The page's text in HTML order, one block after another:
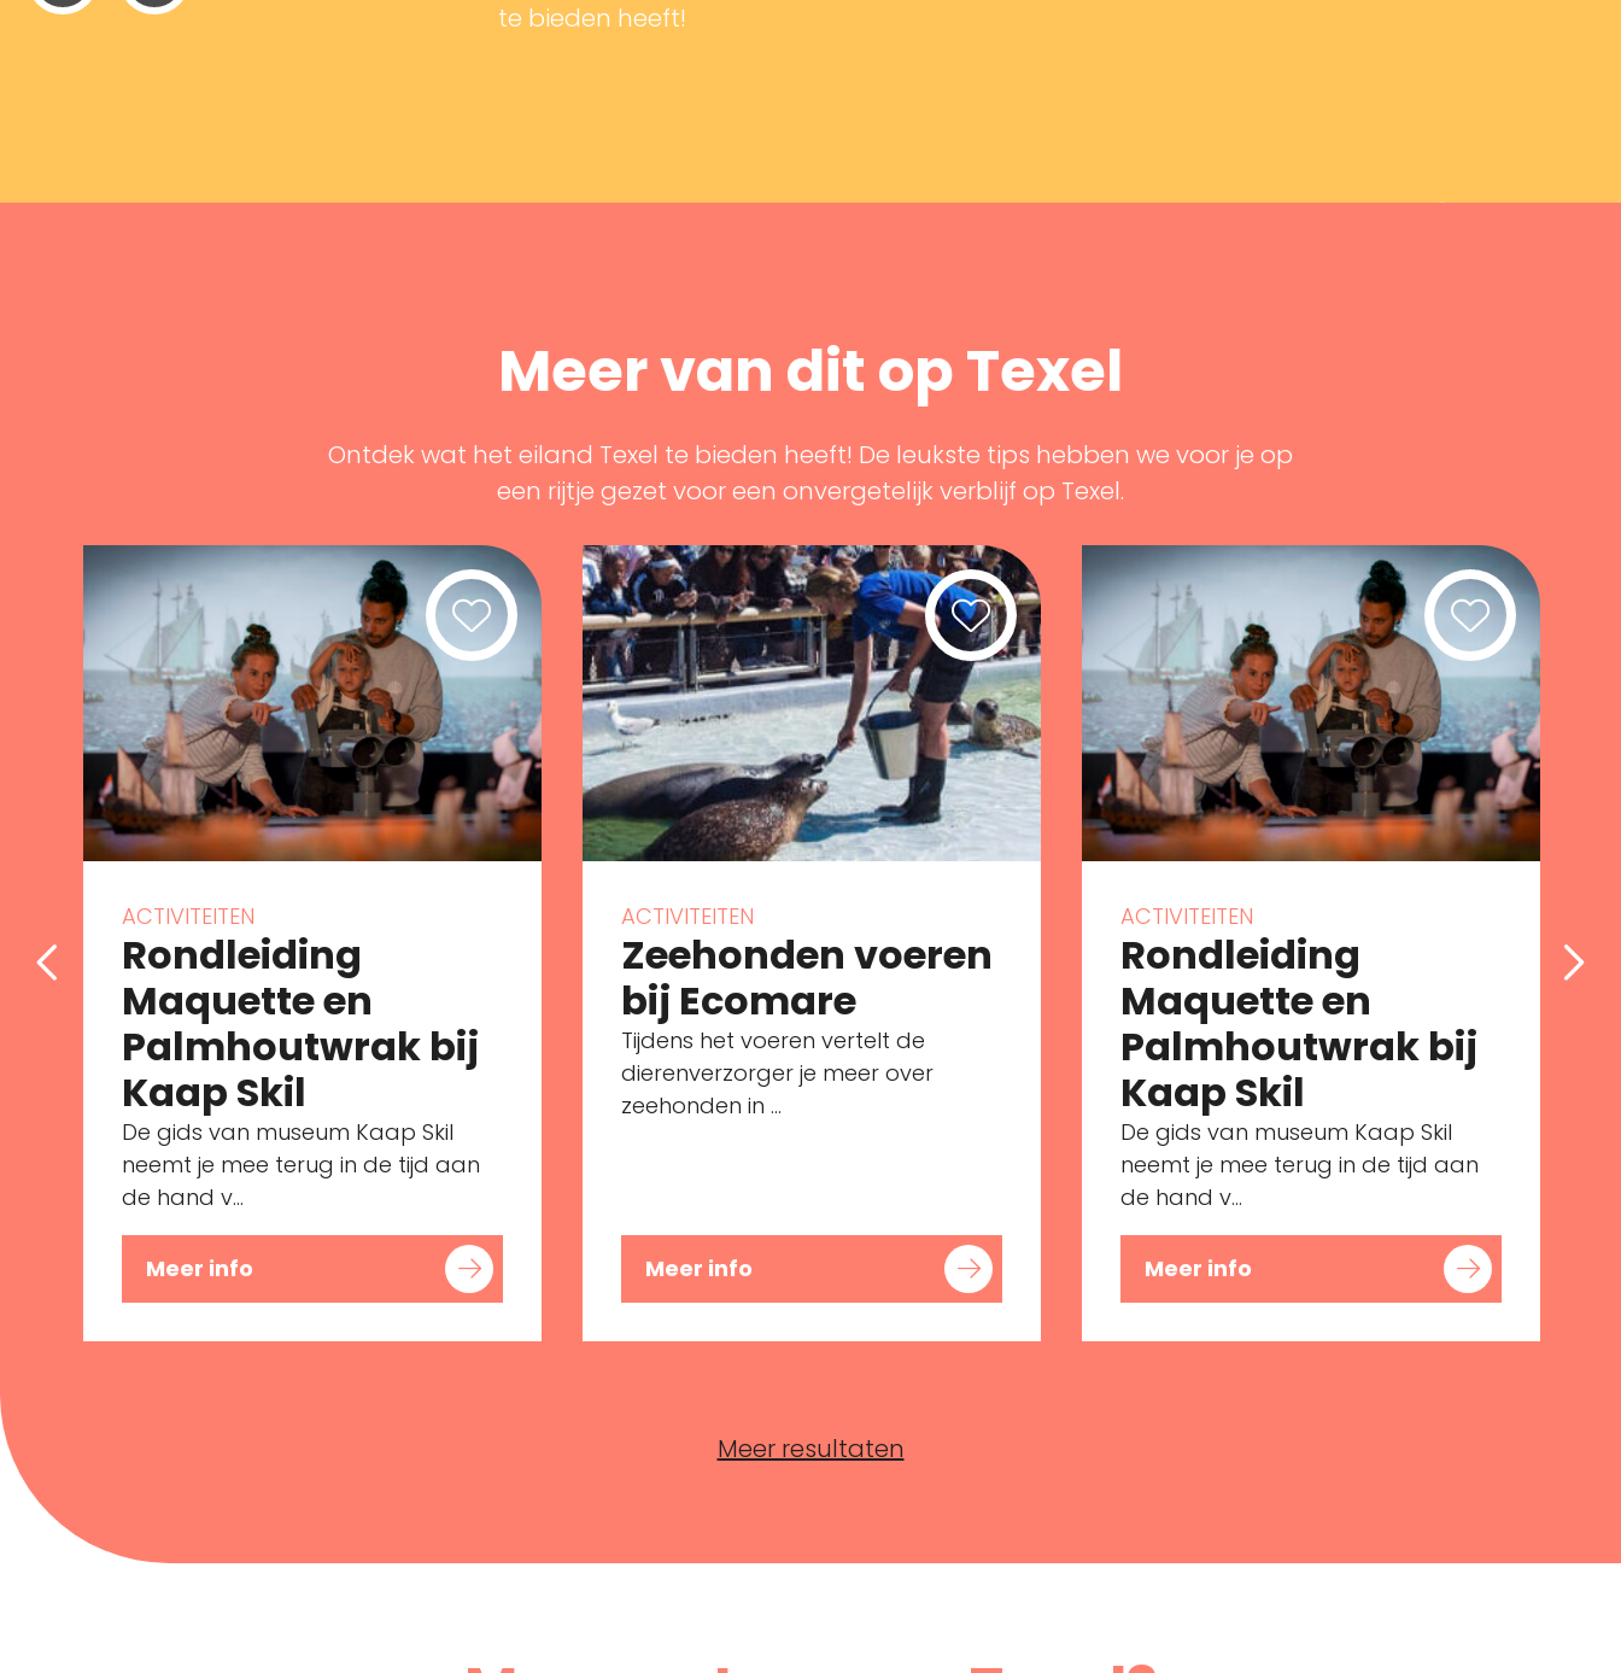
te bieden heeft!
Meer van dit op Texel
Ontdek wat het eiland Texel te bieden heeft! De leukste tips hebben we voor je op
een rijtje gezet voor een onvergetelijk verblijf op Texel.
ACTIVITEITEN
Rondleiding
Maquette en
Palmhoutwrak bij
Kaap Skil
De gids van museum Kaap Skil
neemt je mee terug in de tijd aan
de hand v...
Meer info
ACTIVITEITEN
Zeehonden voeren
bij Ecomare
Tijdens het voeren vertelt de
dierenverzorger je meer over
zeehonden in ...
Meer info
ACTIVITEITEN
Rondleiding
Maquette en
Palmhoutwrak bij
Kaap Skil
De gids van museum Kaap Skil
neemt je mee terug in de tijd aan
de hand v...
Meer info
Meer resultaten